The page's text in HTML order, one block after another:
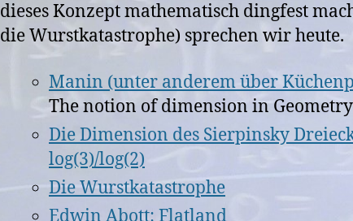
dieses Konzept mathematisch dingfest
die Wurstkatastrophe) sprechen wir heute.
Manin (unter anderem über
The notion of dimension in
Die Dimension des Sierpinsky
log(3)/log(2)
Die Wurstkatastrophe
Edwin Abott: Flatland